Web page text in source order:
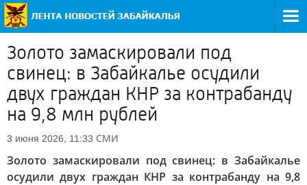
Золото замаскировали под
свинец: в Забайкалье осудили
двух граждан КНР за контрабанду
на 9,8 млн рублей
3 июня 2026, 11:33 СМИ
Золото замаскировали под свинец: в Забайкалье
осудили двух граждан КНР за контрабанду на 9,8